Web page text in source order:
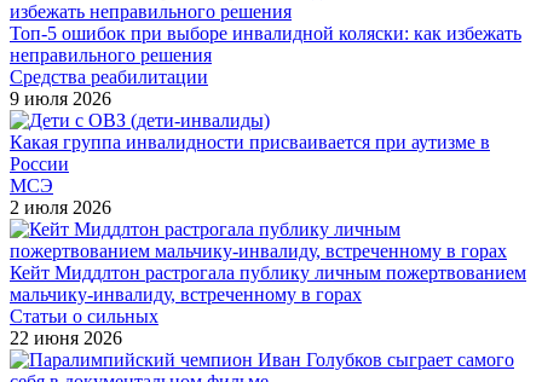
Топ-5 ошибок при выборе инвалидной коляски: как избежать
неправильного решения
Средства реабилитации
9 июля 2026
Какая группа инвалидности присваивается при аутизме в
России
МСЭ
2 июля 2026
Кейт Миддлтон растрогала публику личным пожертвованием
мальчику-инвалиду, встреченному в горах
Статьи о сильных
22 июня 2026